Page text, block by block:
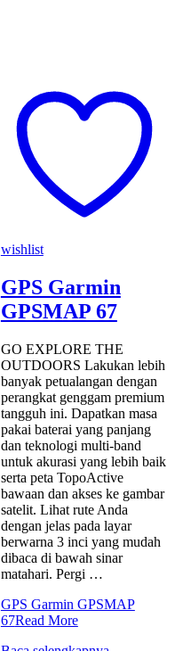
wishlist
GPS Garmin
GPSMAP 67
GO EXPLORE THE
OUTDOORS Lakukan lebih
banyak petualangan dengan
perangkat genggam premium
tangguh ini. Dapatkan masa
pakai baterai yang panjang
dan teknologi multi-band
untuk akurasi yang lebih baik
serta peta TopoActive
bawaan dan akses ke gambar
satelit. Lihat rute Anda
dengan jelas pada layar
berwarna 3 inci yang mudah
dibaca di bawah sinar
matahari. Pergi …
GPS Garmin GPSMAP
67Read More